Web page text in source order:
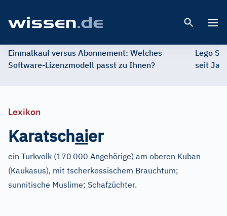
Einmalkauf versus Abonnement: Welches
Software-Lizenzmodell passt zu Ihnen?
Lego
seit
Lexikon
Karatschaier
ein Turkvolk (170 000 Angehörige) am oberen Kuban
(Kaukasus), mit tscherkessischem Brauchtum;
sunnitische Muslime; Schafzüchter.